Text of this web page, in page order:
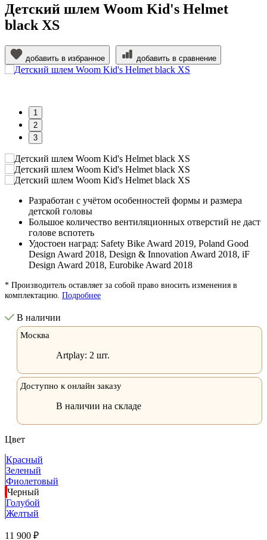
Детский шлем Woom Kid's Helmet
black XS
добавить в избранное добавить в сравнение
1
2
3
Разработан с учётом особенностей формы и размера
детской головы
Большое количество вентиляционных отверстий не даст
голове вспотеть
Удостоен наград: Safety Bike Award 2019, Poland Good
Design Award 2018, Design & Innovation Award 2018, iF
Design Award 2018, Eurobike Award 2018
* Производитель оставляет за собой право вносить изменения в
комплектацию. Подробнее
В наличии
Москва
Artplay: 2 шт.
Доступно к онлайн заказу
В наличии на складе
Цвет
Красный
Зеленый
Фиолетовый
Черный
Голубой
Желтый
11 900 ₽